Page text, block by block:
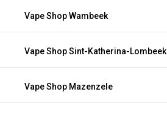
Vape Shop Wambeek
Vape Shop Sint-Katherina-Lombeek
Vape Shop Mazenzele